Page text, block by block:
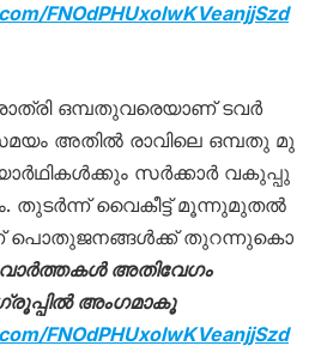
FNOdPHUxolwKVeanjjSzd
ഒ​മ്പ​തു​വ​രെയാണ് ടവർ
അതിൽ രാ​വി​ലെ ഒ​മ്പ​തു മു​
സ​ർ​ക്കാ​ർ വ​കു​പ്പു​
തുടർന്ന് വൈ​കീ​ട്ട്​ മൂ​ന്നു​മു​ത​ൽ
പൊ​തു​ജ​ന​ങ്ങ​ൾ​ക്ക്​ തു​റ​ന്നു​കൊ​
അതിവേഗം
അംഗമാകൂ
FNOdPHUxolwKVeanjjSzd